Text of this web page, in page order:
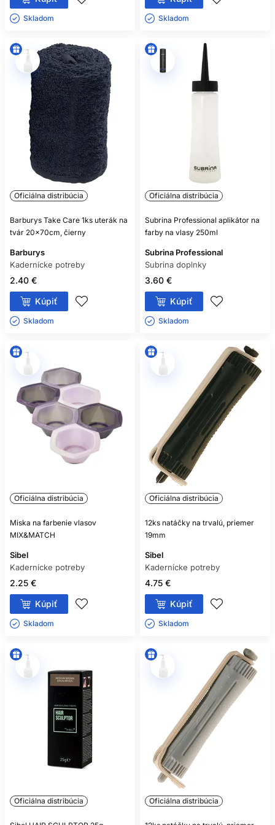
Skladom ㅤ Skladom ㅤ
Oficiálna distribúcia
Barburys Take Care 1ks uterák na
tvár 20x70cm, čierny
Barburys
Kadernícke potreby
2.40 €
Kúpiť
Skladom ㅤ
Oficiálna distribúcia
Subrina Professional aplikátor na
farby na vlasy 250ml
Subrina Professional
Subrina doplnky
3.60 €
Kúpiť
Skladom ㅤ
Oficiálna distribúcia
Miska na farbenie vlasov
MIX&MATCH
Sibel
Kadernícke potreby
2.25 €
Kúpiť
Skladom ㅤ
Oficiálna distribúcia
12ks natáčky na trvalú, priemer
19mm
Sibel
Kadernícke potreby
4.75 €
Kúpiť
Skladom ㅤ
Oficiálna distribúcia Oficiálna distribúcia